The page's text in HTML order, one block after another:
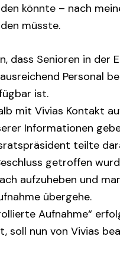
könnte – nach
müsste.
dass Senioren in der
Personal
ist.
mit Vivias Kontakt
Informationen
teilte
getroffen
aufzuheben und
übergehe.
Aufnahme“
soll nun von Vivias